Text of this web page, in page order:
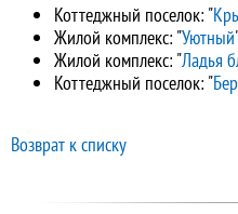
Коттеджный поселок: "
Жилой комплекс: "Уютный
Жилой комплекс: "Ладья
Коттеджный поселок: "
Возврат к списку